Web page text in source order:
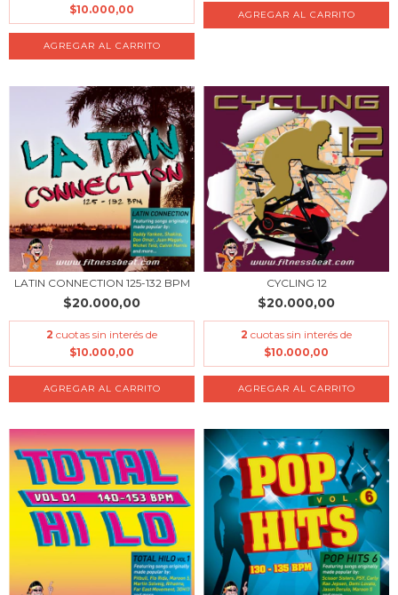
$10.000,00
LATIN CONNECTION 125-132 BPM
$20.000,00
2 cuotas sin interés de
$10.000,00
CYCLING 12
$20.000,00
2 cuotas sin interés de
$10.000,00